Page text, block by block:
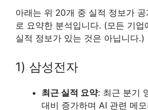
아래는 위 20개 중 실적 정보가
로 요약한 분석입니다. (모든 기업
실적 정보가 있는 것은 아닙니다.)
1) 삼성전자
최근 실적 요약: 최근 분기
대비 증가하며 AI 관련 메